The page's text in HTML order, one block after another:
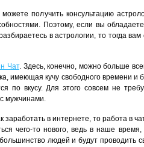
получить консультацию
Поэтому, если вы
в астрологии, то тогда
Чат. Здесь, конечно, можно больше
имеющая кучу свободного времени и
по вкусу. Для этого совсем не
мужчинами.
заработать в интернете, то работа в
чего-то нового, ведь в наше
людей и будут проводить